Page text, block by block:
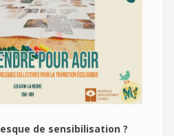
de sensibilisation ?